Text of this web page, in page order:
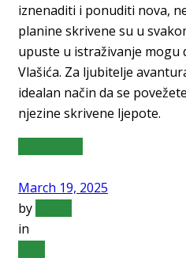
iznenaditi i ponuditi nova,
planine skrivene su u
upuste u istraživanje mogu
Vlašića. Za ljubitelje
idealan način da se
njezine skrivene ljepote.
March 19, 2025
by
in